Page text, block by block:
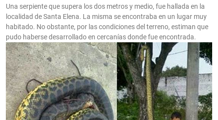
Una serpiente que supera los dos metros y medio, fue hallada en la
localidad de Santa Elena. La misma se encontraba en un lugar muy
habitado. No obstante, por las condiciones del terreno, estiman que
pudo haberse desarrollado en cercanías donde fue encontrada.